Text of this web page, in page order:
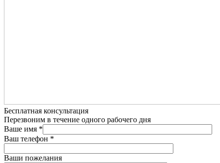
Бесплатная консультация
Перезвоним в течение одного рабочего дня
Ваше имя *
Ваш телефон *
Ваши пожелания